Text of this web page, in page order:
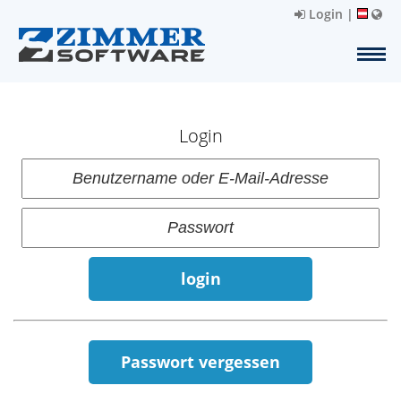
Login |
Login
login
Passwort vergessen